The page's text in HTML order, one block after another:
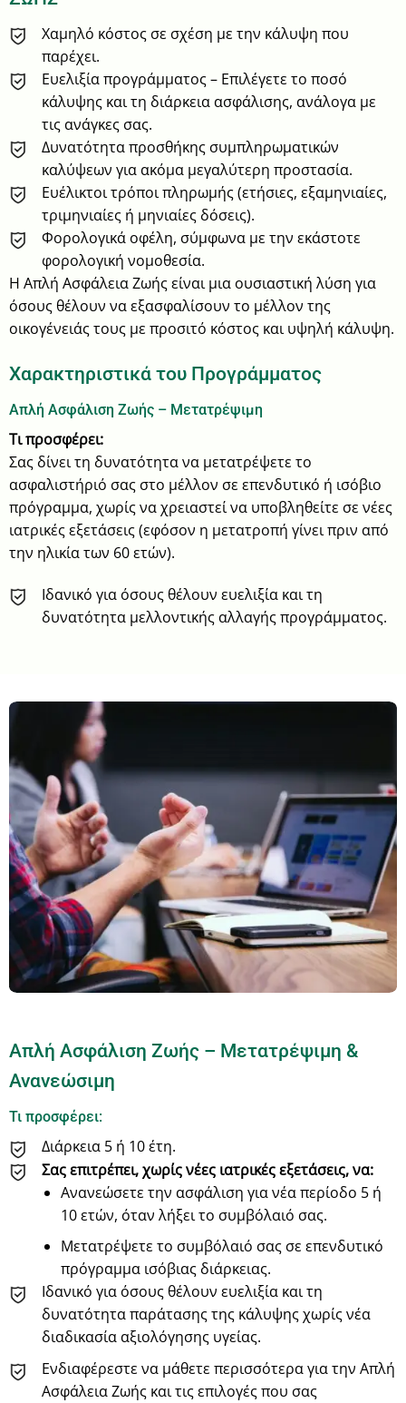
Χαμηλό κόστος σε σχέση με την κάλυψη που
παρέχει.
Ευελιξία προγράμματος – Επιλέγετε το ποσό
κάλυψης και τη διάρκεια ασφάλισης, ανάλογα με
τις ανάγκες σας.
Δυνατότητα προσθήκης συμπληρωματικών
καλύψεων για ακόμα μεγαλύτερη προστασία.
Ευέλικτοι τρόποι πληρωμής (ετήσιες, εξαμηνιαίες,
τριμηνιαίες ή μηνιαίες δόσεις).
Φορολογικά οφέλη, σύμφωνα με την εκάστοτε
φορολογική νομοθεσία.
Η Απλή Ασφάλεια Ζωής είναι μια ουσιαστική λύση για
όσους θέλουν να εξασφαλίσουν το μέλλον της
οικογένειάς τους με προσιτό κόστος και υψηλή κάλυψη.
Χαρακτηριστικά του Προγράμματος
Απλή Ασφάλιση Ζωής – Μετατρέψιμη
Τι προσφέρει:
Σας δίνει τη δυνατότητα να μετατρέψετε το
ασφαλιστήριό σας στο μέλλον σε επενδυτικό ή ισόβιο
πρόγραμμα, χωρίς να χρειαστεί να υποβληθείτε σε νέες
ιατρικές εξετάσεις (εφόσον η μετατροπή γίνει πριν από
την ηλικία των 60 ετών).
Ιδανικό για όσους θέλουν ευελιξία και τη
δυνατότητα μελλοντικής αλλαγής προγράμματος.
Απλή Ασφάλιση Ζωής – Μετατρέψιμη &
Ανανεώσιμη
Τι προσφέρει:
Διάρκεια 5 ή 10 έτη.
Σας επιτρέπει, χωρίς νέες ιατρικές εξετάσεις, να:
Ανανεώσετε την ασφάλιση για νέα περίοδο 5 ή
10 ετών, όταν λήξει το συμβόλαιό σας.
Μετατρέψετε το συμβόλαιό σας σε επενδυτικό
πρόγραμμα ισόβιας διάρκειας.
Ιδανικό για όσους θέλουν ευελιξία και τη
δυνατότητα παράτασης της κάλυψης χωρίς νέα
διαδικασία αξιολόγησης υγείας.
Ενδιαφέρεστε να μάθετε περισσότερα για την Απλή
Ασφάλεια Ζωής και τις επιλογές που σας